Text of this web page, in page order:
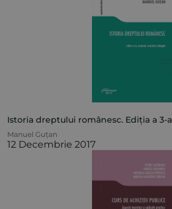
Istoria dreptului românesc. Ediția a 3-a
Manuel Guțan
12 Decembrie 2017